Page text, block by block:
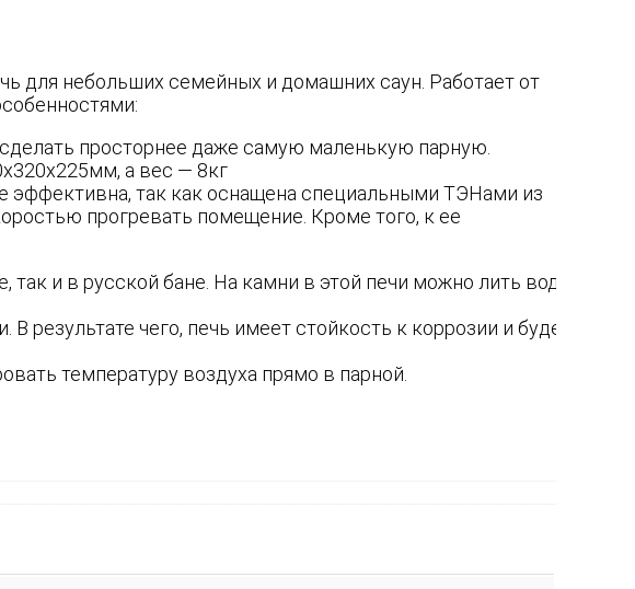
для небольших семейных и домашних саун. Работает от
просторнее даже самую маленькую парную.
а вес — 8кг
эффективна, так как оснащена специальными ТЭНами из
прогревать помещение. Кроме того, к ее
и в русской бане. На камни в этой печи можно лить воду,
чего, печь имеет стойкость к коррозии и будет
температуру воздуха прямо в парной.